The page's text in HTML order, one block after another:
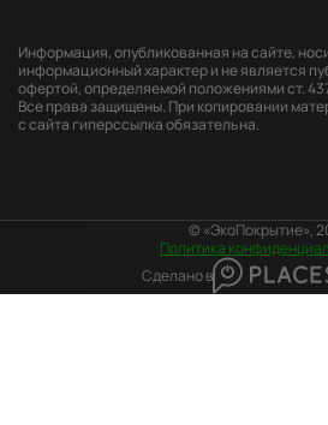
Информация, опубликованная на сайте,
информационный характер и не является
офертой, определяемой положениями ст.
Все права защищены. При копировании
с сайта гиперссылка обязательна.
© «ЭкоПокрытие»,
Политика
Сделано в